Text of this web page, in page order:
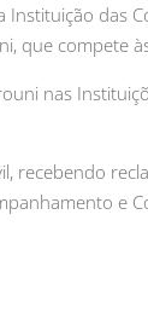
das
que compete
nas
recebendo
e